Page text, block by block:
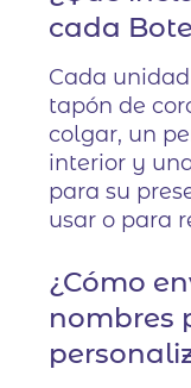
cada
Cada
tapón de
colgar, un
interior y
para su
usar o para
¿Cómo
nombres